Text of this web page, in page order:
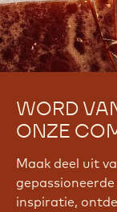
WORD
ONZE
Maak deel uit
inspiratie,